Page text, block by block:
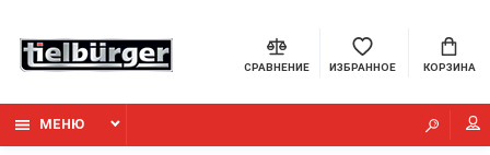
СРАВНЕНИЕ ИЗБРАННОЕ КОРЗИНА
МЕНЮ